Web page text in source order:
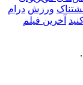
ورزش درام
آخرین فیلم